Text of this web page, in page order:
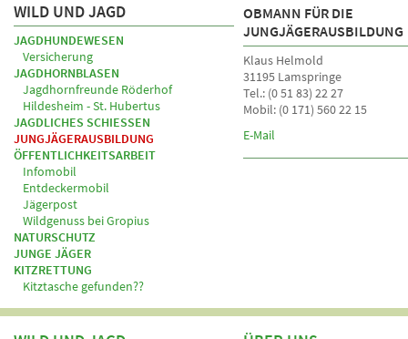
WILD UND JAGD
JAGDHUNDEWESEN
Versicherung
JAGDHORNBLASEN
Jagdhornfreunde Röderhof
Hildesheim - St. Hubertus
JAGDLICHES SCHIESSEN
JUNGJÄGERAUSBILDUNG
ÖFFENTLICHKEITSARBEIT
Infomobil
Entdeckermobil
Jägerpost
Wildgenuss bei Gropius
NATURSCHUTZ
JUNGE JÄGER
KITZRETTUNG
Kitztasche gefunden??
OBMANN FÜR DIE
JUNGJÄGERAUSBILDUNG
Klaus Helmold
31195 Lamspringe
Tel.: (0 51 83) 22 27
Mobil: (0 171) 560 22 15
E-Mail